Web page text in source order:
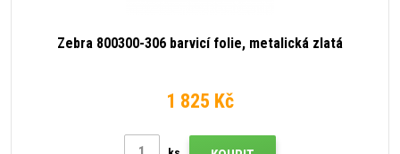
Zebra 800300-306 barvicí folie, metalická zlatá
1 825 Kč